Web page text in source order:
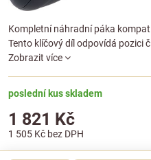
Kompletní náhradní páka
Tento klíčový díl odpovídá pozici
Zobrazit více
poslední kus skladem
1 821 Kč
1 505 Kč bez DPH